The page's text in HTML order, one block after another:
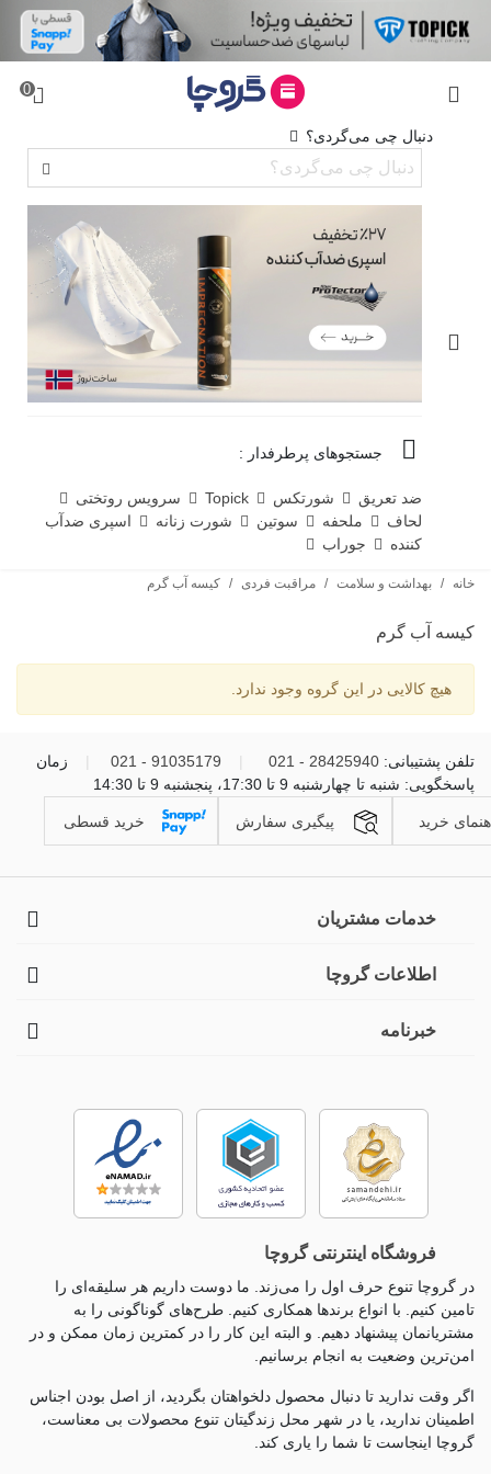
0
دنبال چی می‌گردی؟
جستجوهای پرطرفدار :
ضد تعریق شورتکس Topick
سرویس روتختی
لحاف
ملحفه سوتین شورت زنانه
اسپری ضدآب
کننده
جوراب
خانه / بهداشت و سلامت / مراقبت فردی / کیسه آب گرم
کیسه آب گرم
هیچ کالایی در این گروه وجود ندارد.
تلفن پشتیبانی: 28425940 - 021
91035179 - 021
زمان
پاسخگویی: شنبه تا چهارشنبه 9 تا 17:30، پنجشنبه 9 تا 14:30
خرید پیگیری سفارش خرید قسطی
خدمات مشتریان
اطلاعات گروچا
خبرنامه
فروشگاه اینترنتی گروچا
در گروچا تنوع حرف اول را می‌زند. ما دوست داریم هر سلیقه‌ای را
تامین کنیم. با انواع برندها همکاری کنیم. طرح‌های گوناگونی را به
مشتریانمان پیشنهاد دهیم. و البته این کار را در کمترین زمان ممکن و در
امن‌ترین وضعیت به انجام برسانیم.
اگر وقت ندارید تا دنبال محصول دلخواهتان بگردید، از اصل بودن اجناس
اطمینان ندارید، یا در شهر محل زندگیتان تنوع محصولات بی معناست،
گروچا اینجاست تا شما را یاری کند.